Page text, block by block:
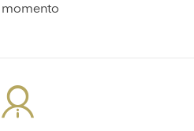
momento